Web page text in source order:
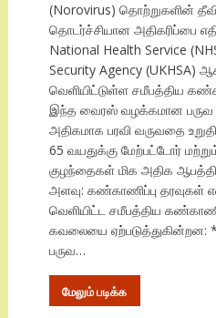
(Norovirus) தொற்றுகளின்
தொடர்ச்சியான அதிகரிப்பை
National Health Service
Security Agency (UKHSA)
வெளியிட்டுள்ள சமீபத்திய
இந்த வைரஸ் வழக்கமான பருவ
அதிகமாக பரவி வருவதை
65 வயதுக்கு மேற்பட்டோர்
குழந்தைகள் மிக அதிக
அளவு: கண்காணிப்பு தரவுகள்
வெளியிட்ட சமீபத்திய
கவலையை ஏற்படுத்துகின்றன:
பருவ…
மேலும் படிக்க